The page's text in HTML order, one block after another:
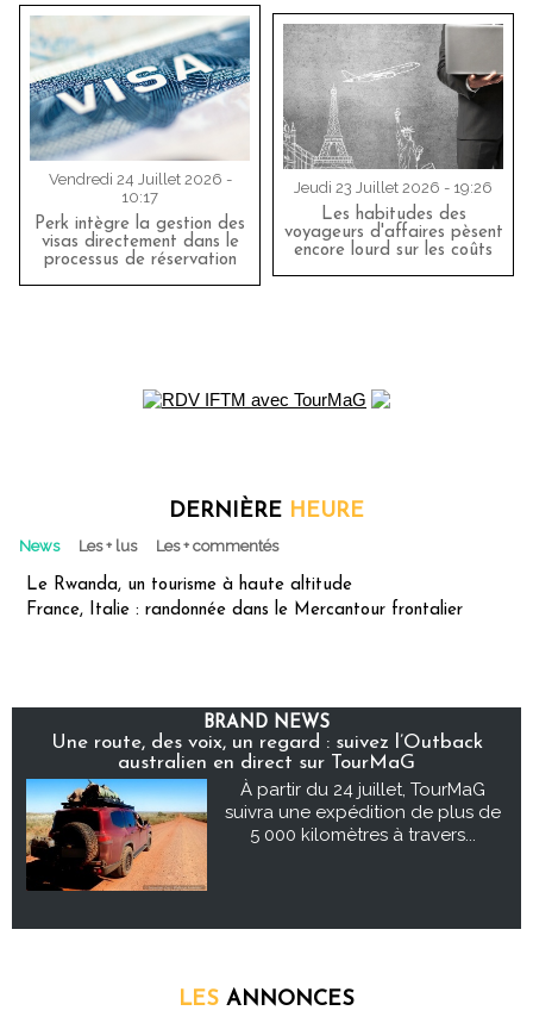
Vendredi 24 Juillet 2026 -
10:17
Perk intègre la gestion des
visas directement dans le
processus de réservation
Jeudi 23 Juillet 2026 - 19:26
Les habitudes des
voyageurs d'affaires pèsent
encore lourd sur les coûts
DERNIÈRE HEURE
News Les + lus Les + commentés
Le Rwanda, un tourisme à haute altitude
France, Italie : randonnée dans le Mercantour frontalier
BRAND NEWS
Une route, des voix, un regard : suivez l’Outback
australien en direct sur TourMaG
À partir du 24 juillet, TourMaG
suivra une expédition de plus de
5 000 kilomètres à travers...
LES ANNONCES